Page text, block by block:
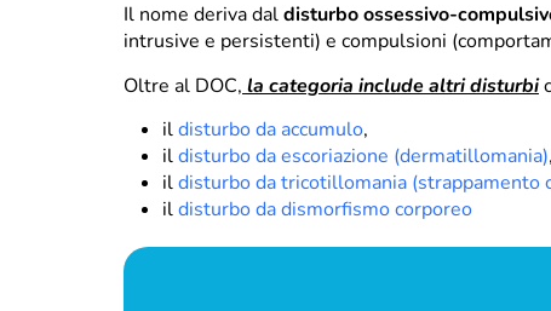
Il nome deriva daldisturbo ossessivo-
intrusive e persistenti) e compulsioni
Oltre al DOC, la categoria include altri disturbi
ildisturbo da accumulo,
ildisturbo da escoriazione (dermatillomania),
ildisturbo da tricotillomania (strappamento
ildisturbo da dismorfismo corporeo